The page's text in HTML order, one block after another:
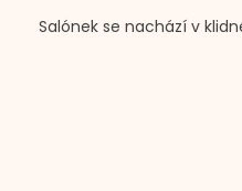
Salónek se nachází v